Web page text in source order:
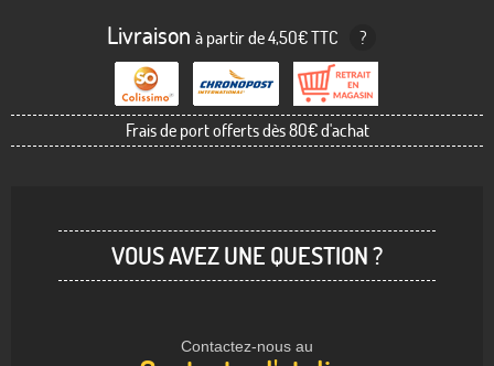
Livraison à partir de 4,50€ TTC ?
Frais de port offerts dès 80€ d'achat
VOUS AVEZ UNE QUESTION ?
Contactez-nous au